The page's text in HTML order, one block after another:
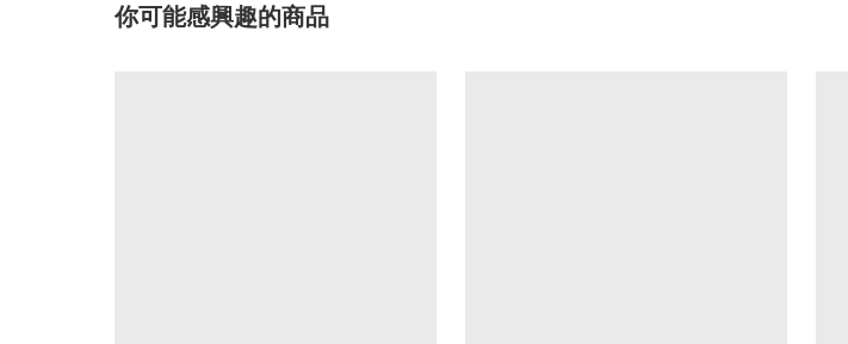
你可能感興趣的商品